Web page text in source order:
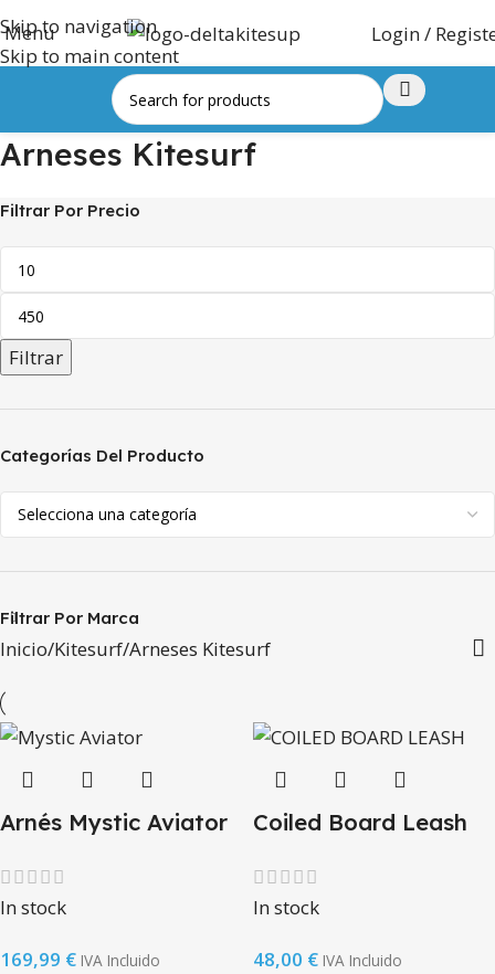
Skip to navigation
Skip to main content
Menu Login /
Arneses Kitesurf
Filtrar Por Precio
Filtrar
Categorías Del Producto
Filtrar Por Marca
Inicio Kitesurf Arneses Kitesurf
Arnés Mystic Aviator
In stock
169,99 € IVA Incluido
Coiled Board Leash
In stock
48,00 € IVA Incluido